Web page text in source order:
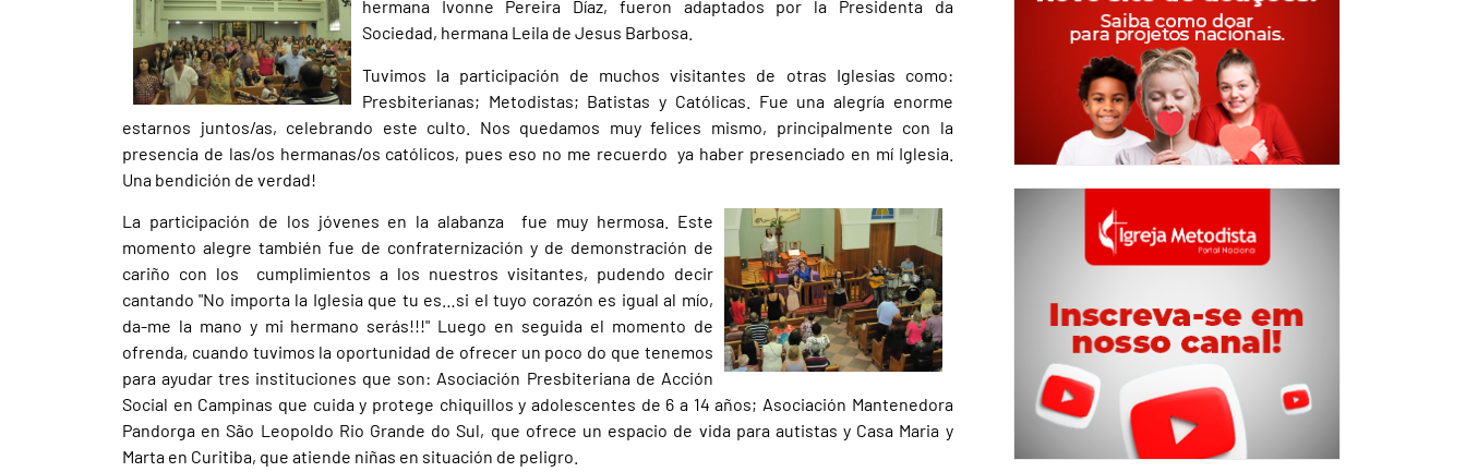
hermana Ivonne Pereira Díaz, fueron adaptados por la Presidenta da
Sociedad, hermana Leila de Jesus Barbosa.
Tuvimos la participación de muchos visitantes de otras Iglesias como:
Presbiterianas; Metodistas; Batistas y Católicas. Fue una alegría enorme
estarnos juntos/as, celebrando este culto. Nos quedamos muy felices mismo, principalmente con la
presencia de las/os hermanas/os católicos, pues eso no me recuerdo ya haber presenciado en mí Iglesia.
Una bendición de verdad!
La participación de los jóvenes en la alabanza fue muy hermosa. Este
momento alegre también fue de confraternización y de demonstración de
cariño con los cumplimientos a los nuestros visitantes, pudendo decir
cantando "No importa la Iglesia que tu es…si el tuyo corazón es igual al mío,
da-me la mano y mi hermano serás!!!" Luego en seguida el momento de
ofrenda, cuando tuvimos la oportunidad de ofrecer un poco do que tenemos
para ayudar tres instituciones que son: Asociación Presbiteriana de Acción
Social en Campinas que cuida y protege chiquillos y adolescentes de 6 a 14 años; Asociación Mantenedora
Pandorga en São Leopoldo Rio Grande do Sul, que ofrece un espacio de vida para autistas y Casa Maria y
Marta en Curitiba, que atiende niñas en situación de peligro.